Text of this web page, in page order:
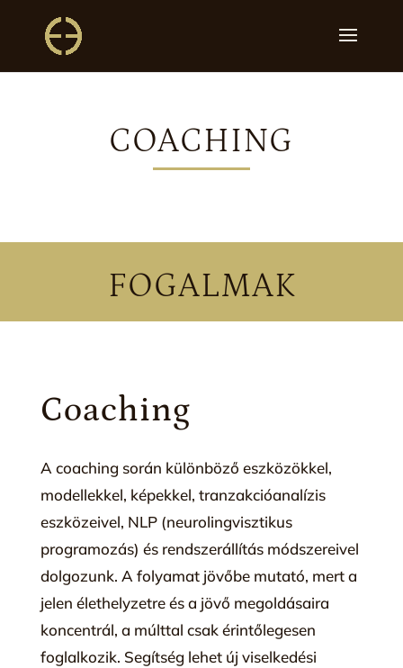
COACHING
FOGALMAK
Coaching
A coaching során különböző eszközökkel,
modellekkel, képekkel, tranzakcióanalízis
eszközeivel, NLP (neurolingvisztikus
programozás) és rendszerállítás módszereivel
dolgozunk. A folyamat jövőbe mutató, mert a
jelen élethelyzetre és a jövő megoldásaira
koncentrál, a múlttal csak érintőlegesen
foglalkozik. Segítség lehet új viselkedési